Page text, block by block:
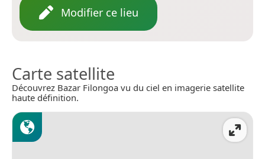
Modifier ce lieu
Carte satellite
Découvrez Bazar Filongoa vu du ciel en imagerie satellite
haute définition.